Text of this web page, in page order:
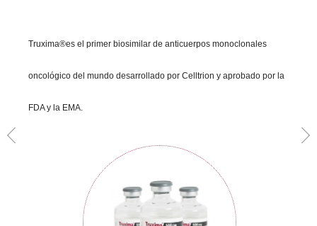
Truxima®es el primer biosimilar de anticuerpos monoclonales
oncológico del mundo desarrollado por Celltrion y aprobado por la
FDA y la EMA.